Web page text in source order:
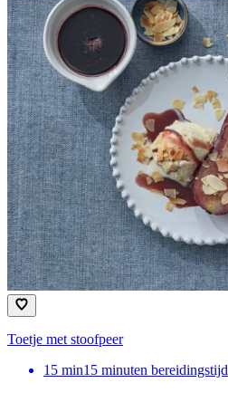
Toetje met stoofpeer
15 min15 minuten bereidingstijd